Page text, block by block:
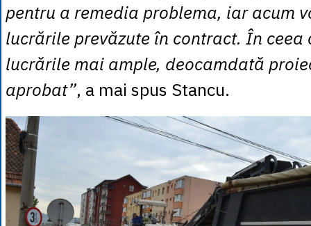
pentru a remedia problema, iar acum
lucrările prevăzute în contract. În ceea
lucrările mai ample, deocamdată
aprobat”, a mai spus Stancu.